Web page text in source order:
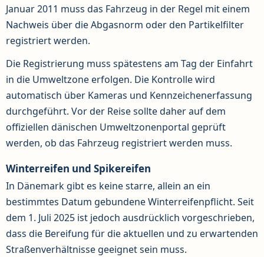
Januar 2011 muss das Fahrzeug in der Regel mit einem
Nachweis über die Abgasnorm oder den Partikelfilter
registriert werden.
Die Registrierung muss spätestens am Tag der Einfahrt
in die Umweltzone erfolgen. Die Kontrolle wird
automatisch über Kameras und Kennzeichenerfassung
durchgeführt. Vor der Reise sollte daher auf dem
offiziellen dänischen Umweltzonenportal geprüft
werden, ob das Fahrzeug registriert werden muss.
Winterreifen und Spikereifen
In Dänemark gibt es keine starre, allein an ein
bestimmtes Datum gebundene Winterreifenpflicht. Seit
dem 1. Juli 2025 ist jedoch ausdrücklich vorgeschrieben,
dass die Bereifung für die aktuellen und zu erwartenden
Straßenverhältnisse geeignet sein muss.